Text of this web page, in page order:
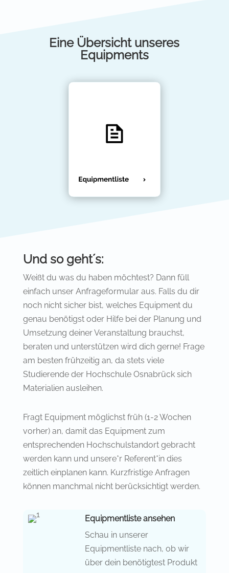
Eine Übersicht unseres
Equipments
Und so geht´s:
Weißt du was du haben möchtest? Dann füll
einfach unser Anfrageformular aus. Falls du dir
noch nicht sicher bist, welches Equipment du
genau benötigst oder Hilfe bei der Planung und
Umsetzung deiner Veranstaltung brauchst,
beraten und unterstützen wird dich gerne! Frage
am besten frühzeitig an, da stets viele
Studierende der Hochschule Osnabrück sich
Materialien ausleihen.
Fragt Equipment möglichst früh (1-2 Wochen
vorher) an, damit das Equipment zum
entsprechenden Hochschulstandort gebracht
werden kann und unsere*r Referent*in dies
zeitlich einplanen kann. Kurzfristige Anfragen
können manchmal nicht berücksichtigt werden.
Equipmentliste ansehen
Schau in unserer
Equipmentliste nach, ob wir
über dein benötigtest Produkt